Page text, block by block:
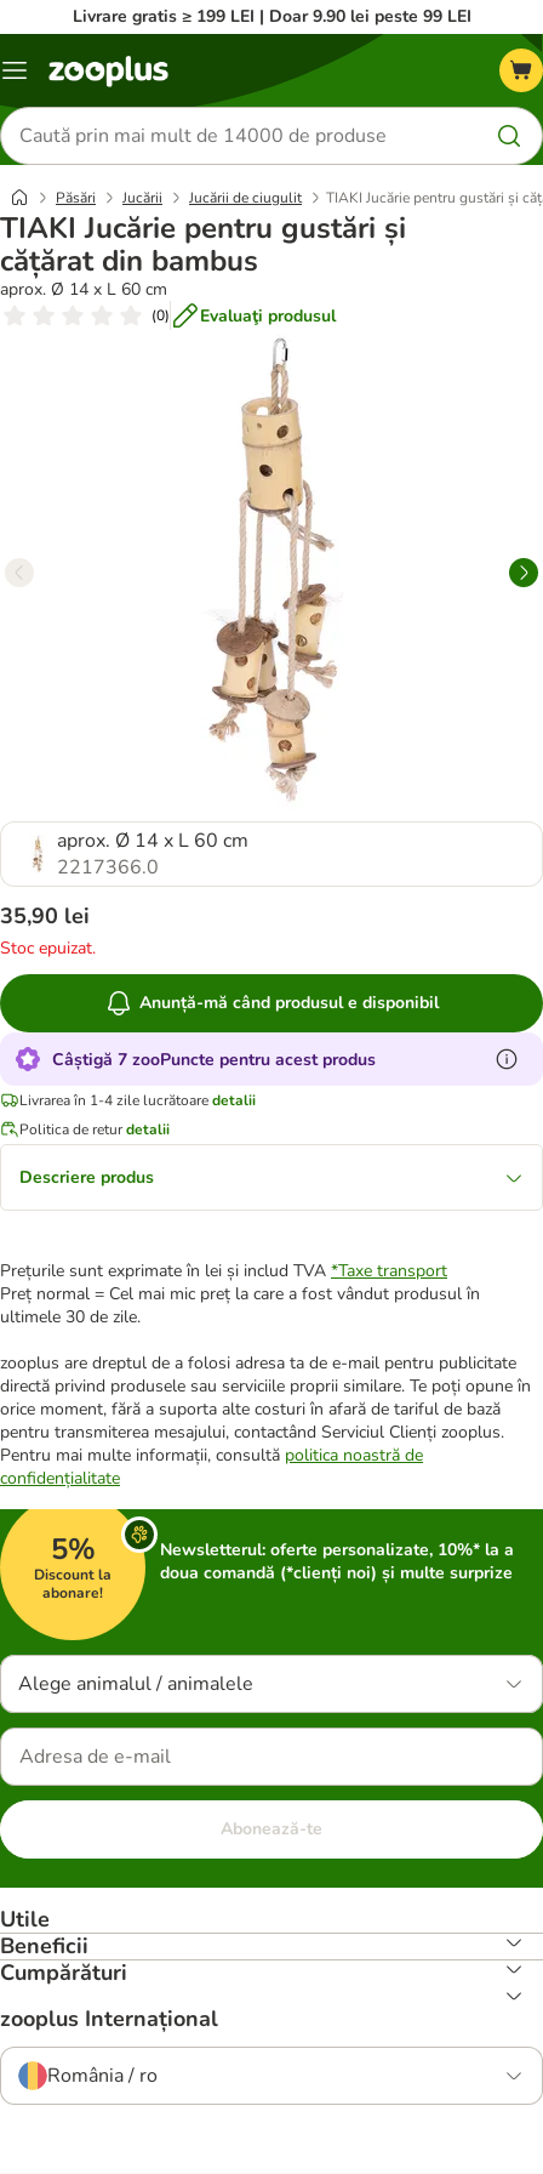
Livrare gratis ≥ 199 LEI | Doar 9.90 lei peste 99 LEI
Categorii
Căutare
produse
Păsări Jucării Jucării de ciugulit TIAKI Jucărie pentru gustări și
TIAKI Jucărie pentru gustări și
cățărat din bambus
aprox. Ø 14 x L 60 cm
(0) Evaluaţi produsul
aprox. Ø 14 x L 60 cm
2217366.0
35,90 lei
Stoc epuizat.
Anunță-mă când produsul e disponibil
Câștigă 7 zooPuncte pentru acest produs
Livrarea în 1-4 zile lucrătoaredetalii
Politica de returdetalii
Descriere produs
Prețurile sunt exprimate în lei și includ TVA *Taxe transport
Preț normal = Cel mai mic preț la care a fost vândut produsul în
ultimele 30 de zile.
zooplus are dreptul de a folosi adresa ta de e-mail pentru publicitate
directă privind produsele sau serviciile proprii similare. Te poți opune în
orice moment, fără a suporta alte costuri în afară de tariful de bază
pentru transmiterea mesajului, contactând Serviciul Clienți zooplus.
Pentru mai multe informații, consultă politica noastră de
confidențialitate
5%
Discount la
abonare!
Newsletterul: oferte personalizate, 10%* la a
doua comandă (*clienți noi) și multe surprize
Alege animalul / animalele
Abonează-te
Utile
Beneficii
Cumpărături
zooplus Internațional
România / ro